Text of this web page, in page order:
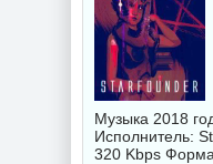
Музыка 2018
Исполнитель:
320 Kbps